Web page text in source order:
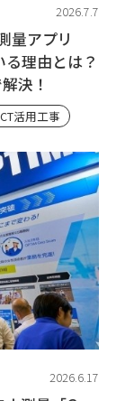
2026.7.7
量アプリ
る理由とは？
決！
活用工事
2026.6.17